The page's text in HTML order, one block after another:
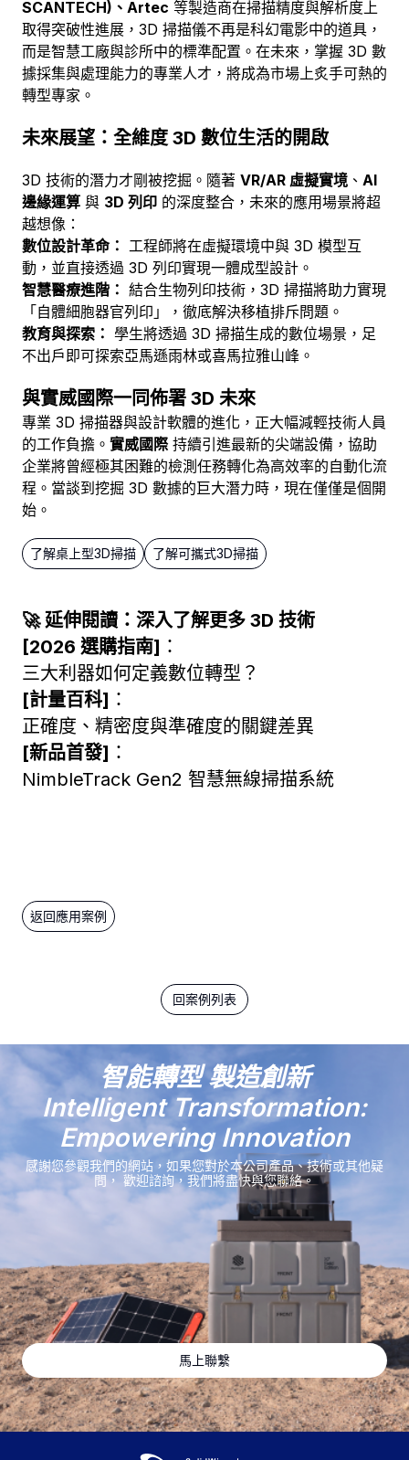
SCANTECH)、Artec 等製造商在掃描精度與解析度上
取得突破性進展，3D 掃描儀不再是科幻電影中的道具，
而是智慧工廠與診所中的標準配置。在未來，掌握 3D 數
據採集與處理能力的專業人才，將成為市場上炙手可熱的
轉型專家。
未來展望：全維度 3D 數位生活的開啟
3D 技術的潛力才剛被挖掘。隨著 VR/AR 虛擬實境 、 AI
邊緣運算 與 3D 列印 的深度整合，未來的應用場景將超
越想像：
數位設計革命： 工程師將在虛擬環境中與 3D 模型互
動，並直接透過 3D 列印實現一體成型設計。
智慧醫療進階： 結合生物列印技術，3D 掃描將助力實現
「自體細胞器官列印」，徹底解決移植排斥問題。
教育與探索： 學生將透過 3D 掃描生成的數位場景，足
不出戶即可探索亞馬遜雨林或喜馬拉雅山峰。
與實威國際一同佈署 3D 未來
專業 3D 掃描器與設計軟體的進化，正大幅減輕技術人員
的工作負擔。 實威國際持續引進最新的尖端設備，協助
企業將曾經極其困難的檢測任務轉化為高效率的自動化流
程。當談到挖掘 3D 數據的巨大潛力時，現在僅僅是個開
始。
🚀 延伸閱讀：深入了解更多 3D 技術
[2026 選購指南] ：
三大利器如何定義數位轉型？
[計量百科] ：
正確度、精密度與準確度的關鍵差異
[新品首發] ：
NimbleTrack Gen2 智慧無線掃描系統
回案例列表
智能轉型 製造創新
Intelligent Transformation:
Empowering Innovation
感謝您參觀我們的網站，如果您對於本公司產品、技術或其他疑
問， 歡迎諮詢，我們將盡快與您聯絡。
馬上聯繫